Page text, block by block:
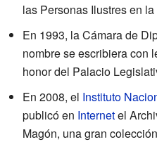
las Personas Ilustres en la
En 1993, la Cámara de
nombre se escribiera con
honor del Palacio
En 2008, el Instituto
publicó en Internetel
Magón, una gran